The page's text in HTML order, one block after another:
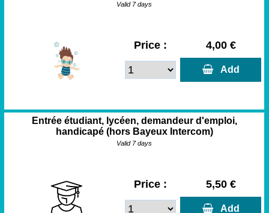
Valid 7 days
Price : 4,00 €
Add
Entrée étudiant, lycéen, demandeur d'emploi,
handicapé (hors Bayeux Intercom)
Valid 7 days
Price : 5,50 €
Add